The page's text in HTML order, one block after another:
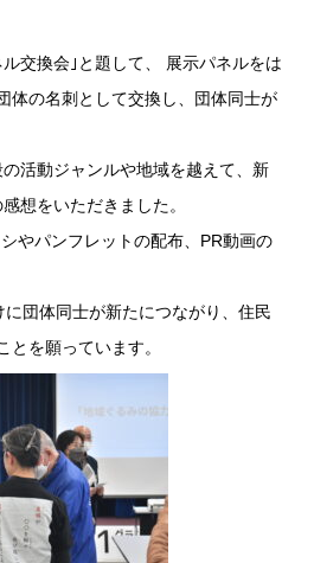
ル交換会｣と題して、 展示パネルをは
体の名刺として交換し、団体同士が
活動ジャンルや地域を越えて、新
想をいただきました。
やパンフレットの配布、PR動画の
団体同士が新たにつながり、住民
とを願っています。